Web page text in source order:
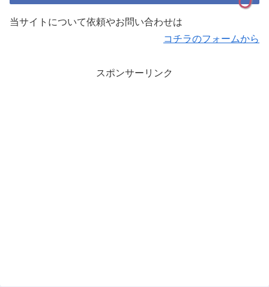
当サイトについて依頼やお問い合わせは
コチラのフォームから
スポンサーリンク